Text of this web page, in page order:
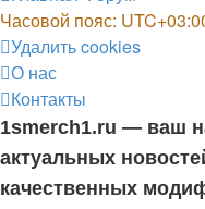
Часовой пояс:
Удалить cookies
О нас
Контакты
1smerch1.ru — ваш
актуальных
качественных